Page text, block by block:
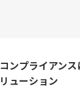
コンプライアン
リューション